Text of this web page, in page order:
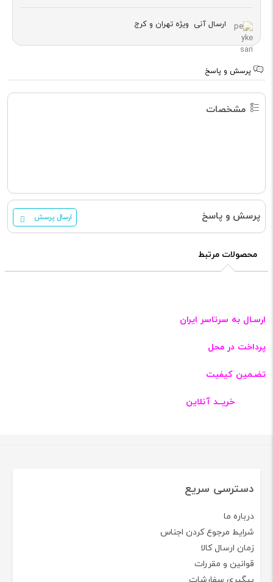
ارسال آنی ویژه تهران و کرج
پرسش و پاسخ
مشخصات
پرسش و پاسخ ارسال پرسش
محصولات مرتبط
ارسـال به سرتاسر ایران
پرداخت در محل
تضـمین کیفیت
خریــد آنلاین
دسترسی سریع
درباره ما
شرایط مرجوع کردن اجناس
زمان ارسال کالا
قوانین و مقررات